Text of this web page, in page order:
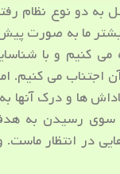
دو نوع نظام
ما به صورت
می کنیم و با
اجتناب می کنیم.
ها و درک
رسیدن به هدف
در انتظار